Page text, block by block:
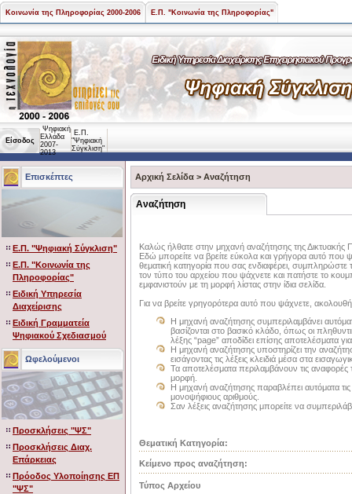
Κοινωνία της Πληροφορίας 2000-2006 Ε.Π. "Κοινωνία της Πληροφορίας"
Είσοδος
Ψηφιακή
Ελλάδα
2007-
2013
Ε.Π.
"Ψηφιακή
Σύγκλιση"
Επισκέπτες
Ε.Π. "Ψηφιακή Σύγκλιση"
Ε.Π. "Κοινωνία της
Πληροφορίας"
Ειδική Υπηρεσία
Διαχείρισης
Ειδική Γραμματεία
Ψηφιακού Σχεδιασμού
Ωφελούμενοι
Προσκλήσεις "ΨΣ"
Προσκλήσεις Διαχ.
Επάρκειας
Πρόοδος Υλοποίησης ΕΠ
"ΨΣ"
Αρχική Σελίδα > Αναζήτηση
Αναζήτηση
Καλώς ήλθατε στην μηχανή αναζήτησης της Δικτυακής
Εδώ μπορείτε να βρείτε εύκολα και γρήγορα αυτό που
θεματική κατηγορία που σας ενδιαφέρει, συμπληρώστε
τον τύπο του αρχείου που ψάχνετε και πατήστε το
εμφανιστούν με τη μορφή λίστας στην ίδια σελίδα.
Για να βρείτε γρηγορότερα αυτό που ψάχνετε,
Η μηχανή αναζήτησης συμπεριλαμβάνει
βασίζονται στο βασικό κλάδο, όπως οι
λέξης “page” αποδίδει επίσης αποτελέσματα
Η μηχανή αναζήτησης υποστηρίζει την
εισάγοντας τις λέξεις κλειδιά μέσα στα
Τα αποτελέσματα περιλαμβάνουν τις
μορφή.
Η μηχανή αναζήτησης παραβλέπει αυτόματα τις
μονοψήφιους αριθμούς.
Σαν λέξεις αναζήτησης μπορείτε να
Θεματική Κατηγορία:
Κείμενο προς αναζήτηση:
Τύπος Αρχείου